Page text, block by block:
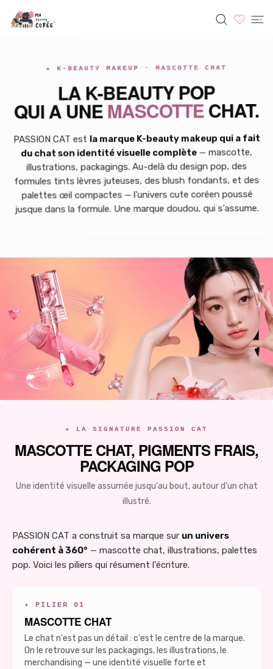
AU CONTENU
★ K-BEAUTY MAKEUP · MASCOTTE CHAT
LA K-BEAUTY POP
QUI A UNEMASCOTTECHAT.
PASSION CAT est la marque K-beauty makeup qui a fait
du chat son identité visuelle complète — mascotte,
illustrations, packagings. Au-delà du design pop, des
formules tints lèvres juteuses, des blush fondants, et des
palettes œil compactes — l'univers cute coréen poussé
jusque dans la formule. Une marque doudou, qui s'assume.
★ LA SIGNATURE PASSION CAT
MASCOTTE CHAT, PIGMENTS FRAIS,
PACKAGING POP
Une identité visuelle assumée jusqu'au bout, autour d'un chat
illustré.
PASSION CAT a construit sa marque sur un univers
cohérent à 360° — mascotte chat, illustrations, palettes
pop. Voici les piliers qui résument l'écriture.
✦ PILIER 01
MASCOTTE CHAT
Le chat n'est pas un détail : c'est le centre de la marque.
On le retrouve sur les packagings, les illustrations, le
merchandising — une identité visuelle forte et